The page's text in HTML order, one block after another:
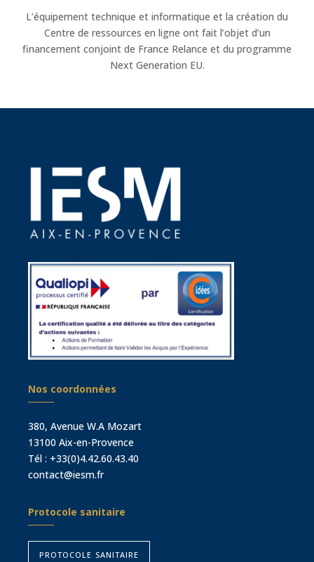
L’équipement technique et informatique et la création du
Centre de ressources en ligne ont fait l’objet d’un
financement conjoint de France Relance et du programme
Next Generation EU.
Nos coordonnées
380, Avenue W.A Mozart
13100 Aix-en-Provence
Tél : +33(0)4.42.60.43.40
contact@iesm.fr
Protocole sanitaire
protocole sanitaire